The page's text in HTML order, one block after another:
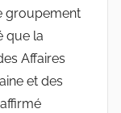
groupement
que la
Affaires
et des